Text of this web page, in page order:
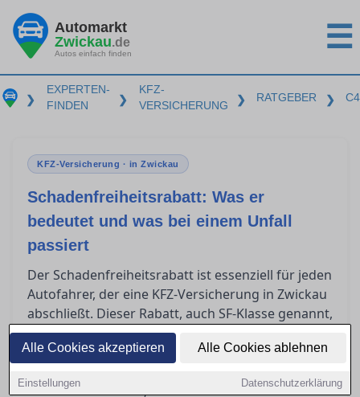
Alle Cookies akzeptieren Alle Cookies ablehnen
Einstellungen Datenschutzerklärung
Automarkt
Zwickau.de
Autos einfach finden ☰
❯
EXPERTEN-
FINDEN
❯
KFZ-
VERSICHERUNG
❯ RATGEBER ❯
KFZ-Versicherung · in Zwickau
Schadenfreiheitsrabatt: Was er
bedeutet und was bei einem Unfall
passiert
Der Schadenfreiheitsrabatt ist essenziell für jeden
Autofahrer, der eine KFZ-Versicherung in Zwickau
abschließt. Dieser Rabatt, auch SF-Klasse genannt,
kann erhebliche Einsparungen bei der
Versicherungsprämie bedeuten. Doch was
kann teuer werden, und manchmal ist es